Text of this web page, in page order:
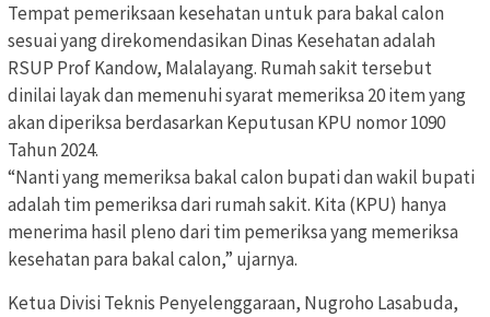
Tempat pemeriksaan kesehatan untuk para bakal calon
sesuai yang direkomendasikan Dinas Kesehatan adalah
RSUP Prof Kandow, Malalayang. Rumah sakit tersebut
dinilai layak dan memenuhi syarat memeriksa 20 item yang
akan diperiksa berdasarkan Keputusan KPU nomor 1090
Tahun 2024.
“Nanti yang memeriksa bakal calon bupati dan wakil bupati
adalah tim pemeriksa dari rumah sakit. Kita (KPU) hanya
menerima hasil pleno dari tim pemeriksa yang memeriksa
kesehatan para bakal calon,” ujarnya.
Ketua Divisi Teknis Penyelenggaraan, Nugroho Lasabuda,